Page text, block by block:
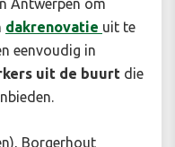
Antwerpen om
dakrenovatie uit te
eenvoudig in
uit de buurt die
Borgerhout